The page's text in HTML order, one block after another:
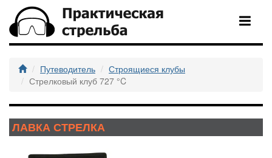
Путеводитель
Строящиеся клубы
Стрелковый клуб 727 °C
ЛАВКА СТРЕЛКА